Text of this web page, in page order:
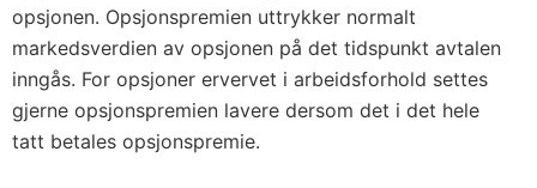
opsjonen. Opsjonspremien uttrykker normalt
markedsverdien av opsjonen på det tidspunkt avtalen
inngås. For opsjoner ervervet i arbeidsforhold settes
gjerne opsjonspremien lavere dersom det i det hele
tatt betales opsjonspremie.